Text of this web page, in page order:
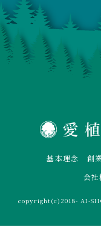
基本理念 創
会社
copyright(c)2018- AI-